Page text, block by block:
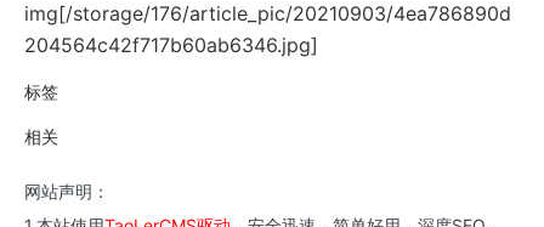
img[/storage/176/article_pic/20210903/4ea786890d
204564c42f717b60ab6346.jpg]
标签
相关
网站声明：